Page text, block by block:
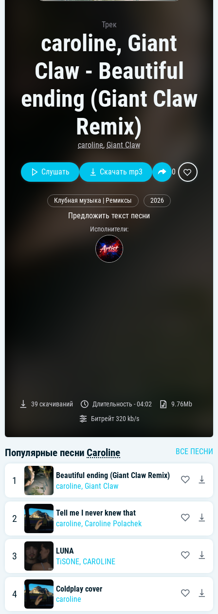
Трек
caroline, Giant
Claw - Beautiful
ending (Giant Claw
Remix)
caroline, Giant Claw
Слушать Скачать mp3 0
Клубная музыка | Ремиксы 2026
Предложить текст песни
Исполнители:
39 скачиваний Длительность -04:02
9.76Mb
Битрейт320 kb/s
Популярные песни Caroline ВСЕ ПЕСНИ
1
Beautiful ending (Giant Claw Remix)
caroline, Giant Claw
2
Tell me I never knew that
caroline, Caroline Polachek
3
LUNA
TiSONE, CAROLINE
4
Coldplay cover
caroline